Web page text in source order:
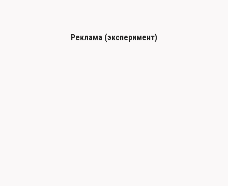
Реклама (эксперимент)